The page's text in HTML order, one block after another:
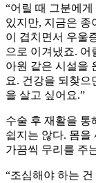
“어릴 때 그분에
있지만, 지금은 종
이 겹치면서 우울
으로 이겨냈죠. 어
아원 같은 시설을
요. 건강을 되찾으
을 살고 싶어요.”
수술 후 재활을 통
쉽지는 않다. 몸을
가끔씩 무리를 주
“조심해야 하는